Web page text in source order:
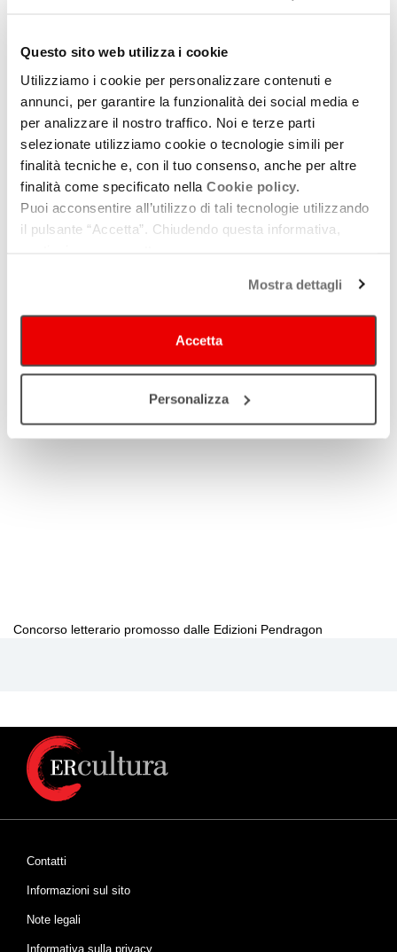
Questo sito web utilizza i cookie
Utilizziamo i cookie per personalizzare contenuti e
annunci, per garantire la funzionalità dei social media e
per analizzare il nostro traffico. Noi e terze parti
selezionate utilizziamo cookie o tecnologie simili per
finalità tecniche e, con il tuo consenso, anche per altre
finalità come specificato nella Cookie policy.
Puoi acconsentire all’utilizzo di tali tecnologie utilizzando
il pulsante “Accetta”. Chiudendo questa informativa,
Mostra dettagli
Accetta
Personalizza
l’epoca difficile che stiamo vivendo. I proventi verranno devoluti
Per partecipare al concorso “#antologiaiostoacasa”
scrivere un racconto della lunghezza massima di1800 battute
(spazi inclusi) e pubblicarlo, entro il3 aprile2020, sulla pagina
Facebook delle
, in modo che tutti li
possano leggere e condividere man mano che arrivano.
I cento racconti più belli, a insindacabile giudizio della casa
editrice, entreranno a far parte dell’antologia conclusiva. Gli
autori dei testi selezionati verranno contattati prima della
#antologiaiostoacasa
Concorso letterario promosso dalle Edizioni Pendragon
Contatti
Informazioni sul sito
Note legali
Informativa sulla privacy